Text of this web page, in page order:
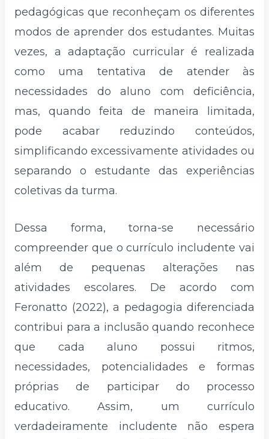
pedagógicas que reconheçam os diferentes
modos de aprender dos estudantes. Muitas
vezes, a adaptação curricular é realizada
como uma tentativa de atender às
necessidades do aluno com deficiência,
mas, quando feita de maneira limitada,
pode acabar reduzindo conteúdos,
simplificando excessivamente atividades ou
separando o estudante das experiências
coletivas da turma.
Dessa forma, torna-se necessário
compreender que o currículo includente vai
além de pequenas alterações nas
atividades escolares. De acordo com
Feronatto (2022), a pedagogia diferenciada
contribui para a inclusão quando reconhece
que cada aluno possui ritmos,
necessidades, potencialidades e formas
próprias de participar do processo
educativo. Assim, um currículo
verdadeiramente includente não espera